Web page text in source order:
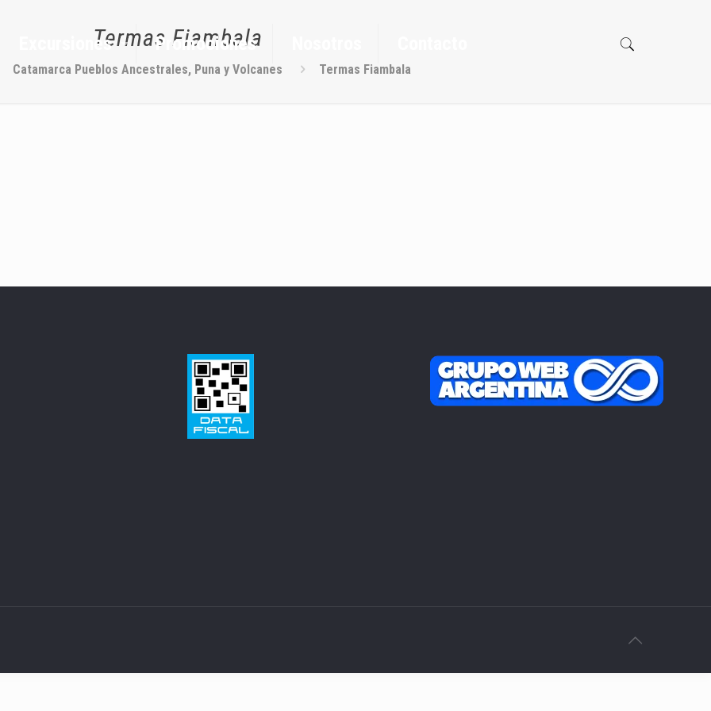
Excursiones Promociones
Termas Fiambala
Catamarca Pueblos Ancestrales, Puna y Volcanes Termas Fiambala